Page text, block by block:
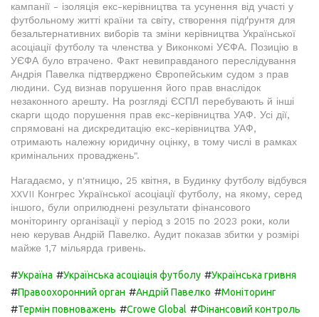
кампанії - ізоляція екс-керівництва та усунення від участі у
футбольному житті країни та світу, створення підґрунтя для
безальтернативних виборів та зміни керівництва Української
асоціації футболу та членства у Виконкомі УЄФА. Позицію в
УЄФА було втрачено. Факт невиправданого переслідування
Андрія Павелка підтверджено Європейським судом з прав
людини. Суд визнав порушення його прав внаслідок
незаконного арешту. На розгляді ЄСПЛ перебувають й інші
скарги щодо порушення прав екс-керівництва УАФ. Усі дії,
спрямовані на дискредитацію екс-керівництва УАФ,
отримають належну юридичну оцінку, в тому числі в рамках
кримінальних проваджень".
Нагадаємо, у п'ятницю, 25 квітня, в Будинку футболу відбувся
XXVII Конгрес Української асоціації футболу, на якому, серед
іншого, були оприлюднені результати фінансового
моніторингу організації у період з 2015 по 2023 роки, коли
нею керував Андрій Павелко. Аудит показав збитки у розмірі
майже 1,7 мільярда гривень.
#Україна #Українська асоціація футболу #Українська гривня
#Правоохоронний орган #Андрій Павелко #Моніторинг
#Термін повноважень #Crowe Global #Фінансовий контроль